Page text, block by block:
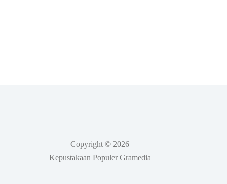
Copyright © 2026
Kepustakaan Populer Gramedia